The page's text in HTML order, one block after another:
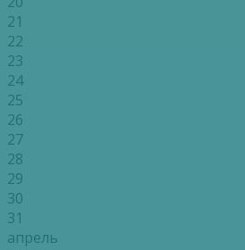
21
22
23
24
25
26
27
28
29
30
31
апрель